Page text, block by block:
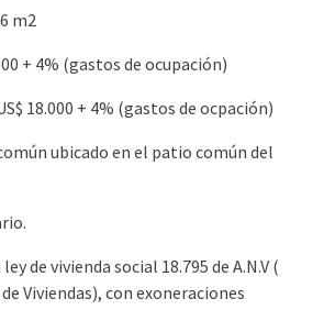
m2
+ 4% (gastos de ocupación)
18.000 + 4% (gastos de ocpación)
ubicado en el patio común del
de vivienda social 18.795 de A.N.V (
Viviendas), con exoneraciones